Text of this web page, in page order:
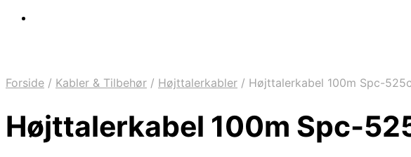
Forside / Kabler & Tilbehør / Højttalerkabler / Højttalerkabel 100m Spc-
Højttalerkabel 100m Spc-